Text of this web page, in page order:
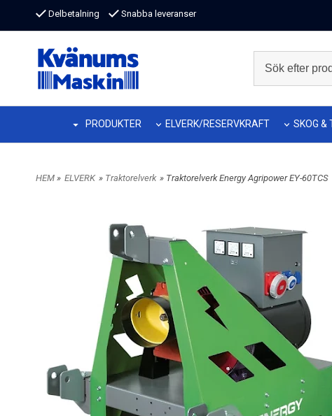
Delbetalning Snabba leveranser
PRODUKTER ELVERK/RESERVKRAFT SKOG &
HEM » ELVERK » Traktorelverk » Traktorelverk Energy Agripower EY-60TCS